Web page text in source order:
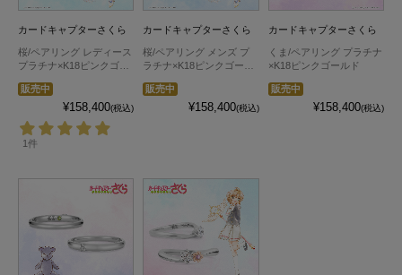
カードキャプターさくら
桜/ペアリング レディース
プラチナ×K18ピンクゴー
販売中
¥158,400(税込)
1件
カードキャプターさくら
桜/ペアリング メンズ プ
ラチナ×K18ピンクゴール
販売中
¥158,400(税込)
カードキャプターさくら
くま/ペアリング プラチナ
×K18ピンクゴールド
販売中
¥158,400(税込)